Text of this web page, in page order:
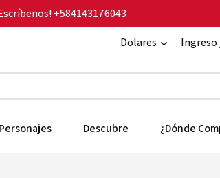
+584143176043
Dolares
Personajes Descubre ¿Dónde